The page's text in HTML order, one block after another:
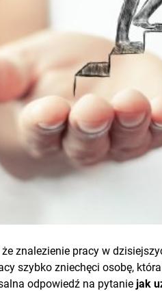
znalezienie pracy w
szybko zniechęci osobę,
odpowiedź na pytanie jak